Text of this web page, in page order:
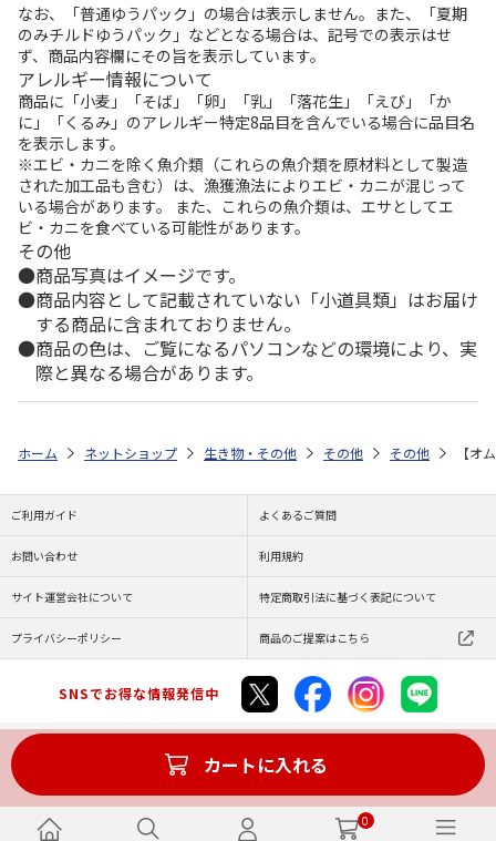
0
なお、「普通ゆうパック」の場合は表示しません。また、「夏期
のみチルドゆうパック」などとなる場合は、記号での表示はせ
ず、商品内容欄にその旨を表示しています。
アレルギー情報について
商品に「小麦」「そば」「卵」「乳」「落花生」「えび」「か
に」「くるみ」のアレルギー特定8品目を含んでいる場合に品目名
を表示します。
※エビ・カニを除く魚介類（これらの魚介類を原材料として製造
された加工品も含む）は、漁獲漁法によりエビ・カニが混じって
いる場合があります。 また、これらの魚介類は、エサとしてエ
ビ・カニを食べている可能性があります。
その他
商品写真はイメージです。
商品内容として記載されていない「小道具類」はお届け
する商品に含まれておりません。
商品の色は、ご覧になるパソコンなどの環境により、実
際と異なる場合があります。
カートに入れる
ホーム ネットショップ 生き物・その他 その他 その他 【オ
ご利用ガイド よくあるご質問
お問い合わせ 利用規約
サイト運営会社について 特定商取引法に基づく表記について
プライバシーポリシー 商品のご提案はこちら
SNSでお得な情報発信中